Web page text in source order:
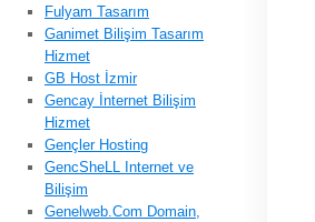
Fulyam Tasarım
Ganimet Bilişim Tasarım
Hizmet
GB Host İzmir
Gencay İnternet Bilişim
Hizmet
Gençler Hosting
GencSheLL Internet ve
Bilişim
Genelweb.Com Domain,